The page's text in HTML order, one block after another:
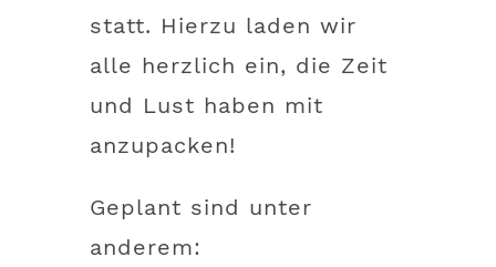
statt. Hierzu laden wir
alle herzlich ein, die Zeit
und Lust haben mit
anzupacken!
Geplant sind unter
anderem: